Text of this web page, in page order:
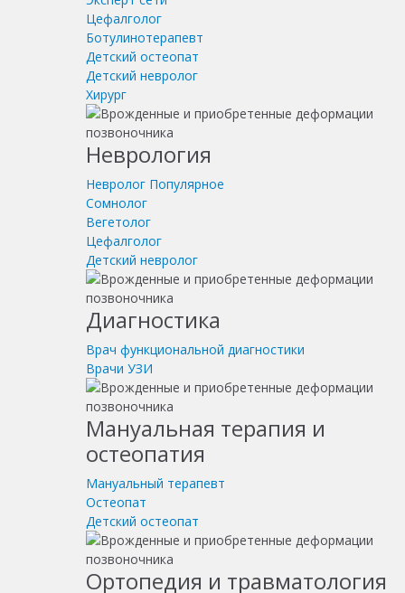
Цефалголог
Ботулинотерапевт
Детский остеопат
Детский невролог
Хирург
Неврология
Невролог Популярное
Сомнолог
Вегетолог
Цефалголог
Детский невролог
Диагностика
Врач функциональной диагностики
Врачи УЗИ
Мануальная терапия и
остеопатия
Мануальный терапевт
Остеопат
Детский остеопат
Ортопедия и травматология